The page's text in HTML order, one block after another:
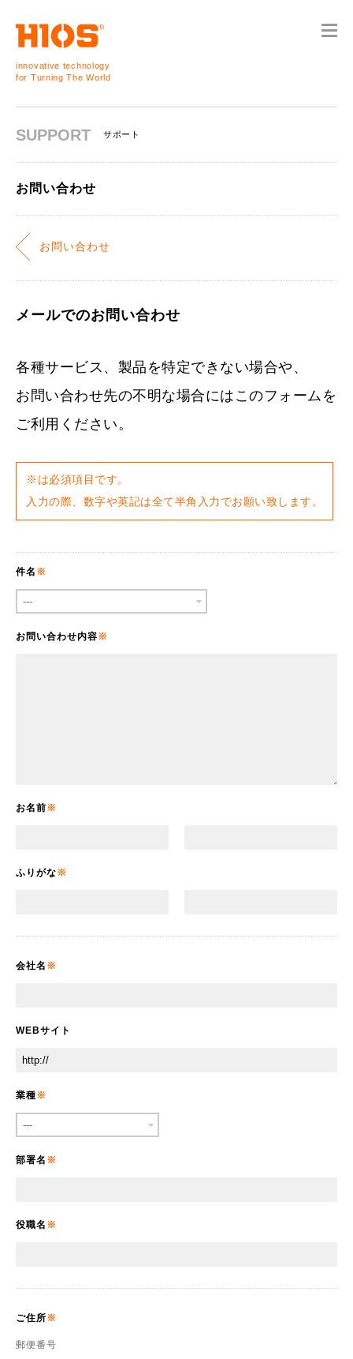
innovative technology
for Turning The World
SUPPORT サポート
お問い合わせ
お問い合わせ
メールでのお問い合わせ
各種サービス、製品を特定できない場合や、
お問い合わせ先の不明な場合にはこのフォームを
ご利用ください。
※は必須項目です。
入力の際、数字や英記は全て半角入力でお願い致します。
件名
お問い合わせ内容
お名前
ふりがな
会社名
WEBサイト
業種
部署名
役職名
ご住所
郵便番号